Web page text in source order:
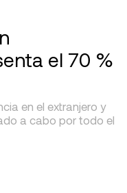
el 70 %
en el extranjero y
a cabo por todo el